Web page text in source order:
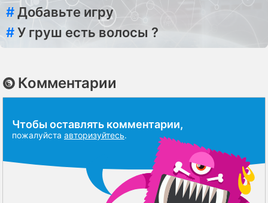
#Добавьте игру
#У груш есть волосы ?
Комментарии
Чтобы оставлять комментарии,
пожалуйста авторизуйтесь.